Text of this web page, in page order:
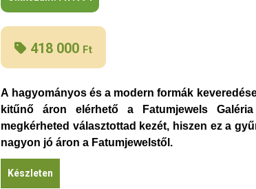
418 000 Ft
A hagyományos és a modern formák
kitűnő áron elérhető a Fatumjewels
megkérheted választottad kezét, hiszen ez a
nagyon jó áron a Fatumjewelstől.
Készleten